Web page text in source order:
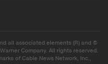
all associated elements (R) and ©
Company. All rights reserved.
of Cable News Network, Inc.,